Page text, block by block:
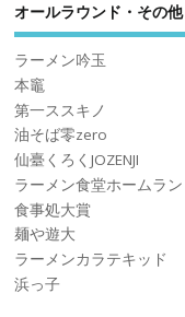
オールラウンド・その他
ラーメン吟玉
本竈
第一ススキノ
油そば零zero
仙臺くろくJOZENJI
ラーメン食堂ホームラン
食事処大賞
麺や遊大
ラーメンカラテキッド
浜っ子